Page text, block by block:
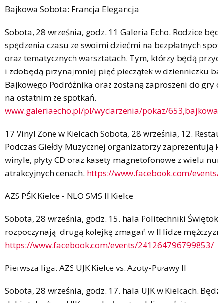
Bajkowa Sobota: Francja Elegancja
Sobota, 28 września, godz. 11 Galeria Echo. Rodzice
spędzenia czasu ze swoimi dziećmi na bezpłatnych
oraz tematycznych warsztatach. Tym, którzy będą
i zdobędą przynajmniej pięć pieczątek w dzienniczku
Bajkowego Podróżnika oraz zostaną zaproszeni do
na ostatnim ze spotkań.
www.galeriaecho.pl/pl/wydarzenia/pokaz/
17 Vinyl Zone w Kielcach Sobota, 28 września, 12.
Podczas Giełdy Muzycznej organizatorzy
winyle, płyty CD oraz kasety magnetofonowe z wielu
atrakcyjnych cenach. https://www.facebook.com/
AZS PŚK Kielce - NLO SMS II Kielce
Sobota, 28 września, godz. 15. hala Politechniki
rozpoczynają drugą kolejkę zmagań w II lidze
https://www.facebook.com/events/241264796799853/
Pierwsza liga: AZS UJK Kielce vs. Azoty-Puławy II
Sobota, 28 września, godz. 17. hala UJK w Kielcach.